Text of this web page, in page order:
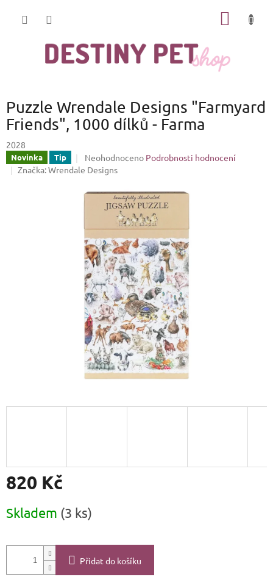
Puzzle Wrendale Designs "Farmyard
Friends", 1000 dílků - Farma
2028
Novinka Tip
Průměrné
hodnocení
je
5
hvězdiček.
Neohodnoceno Podrobnosti hodnocení
Značka:Wrendale Designs
820 Kč
cena:
Skladem (3 ks)
Přidat do košíku